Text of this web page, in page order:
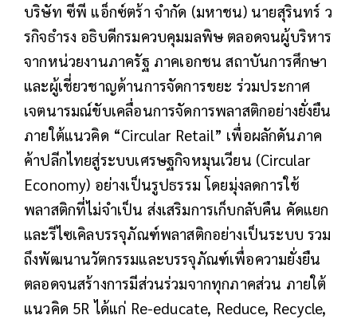
บริษัท ซีพี แอ็กซ์ตร้า จำกัด (มหาชน) นายสุรินทร์ ว
รกิจธำรง อธิบดีกรมควบคุมมลพิษ ตลอดจนผู้บริหาร
จากหน่วยงานภาครัฐ ภาคเอกชน สถาบันการศึกษา
และผู้เชี่ยวชาญด้านการจัดการขยะ ร่วมประกาศ
เจตนารมณ์ขับเคลื่อนการจัดการพลาสติกอย่างยั่งยืน
ภายใต้แนวคิด “Circular Retail” เพื่อผลักดันภาค
ค้าปลีกไทยสู่ระบบเศรษฐกิจหมุนเวียน (Circular
Economy) อย่างเป็นรูปธรรม โดยมุ่งลดการใช้
พลาสติกที่ไม่จำเป็น ส่งเสริมการเก็บกลับคืน คัดแยก
และรีไซเคิลบรรจุภัณฑ์พลาสติกอย่างเป็นระบบ รวม
ถึงพัฒนานวัตกรรมและบรรจุภัณฑ์เพื่อความยั่งยืน
ตลอดจนสร้างการมีส่วนร่วมจากทุกภาคส่วน ภายใต้
แนวคิด 5R ได้แก่ Re-educate, Reduce, Recycle,